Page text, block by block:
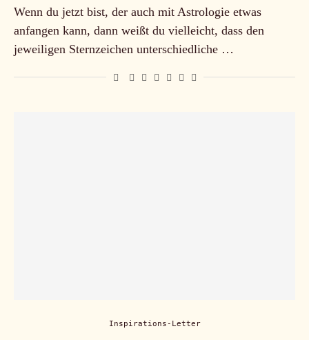
Wenn du jetzt bist, der auch mit Astrologie etwas
anfangen kann, dann weißt du vielleicht, dass den
jeweiligen Sternzeichen unterschiedliche …
Inspirations-Letter